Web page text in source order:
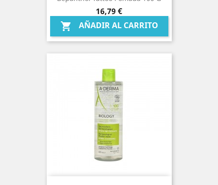
Precio
16,79 €
 AÑADIR AL CARRITO